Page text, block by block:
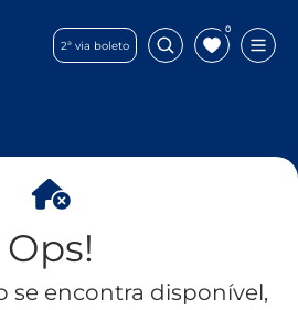
2ª via boleto
0
Ops!
se encontra disponível,